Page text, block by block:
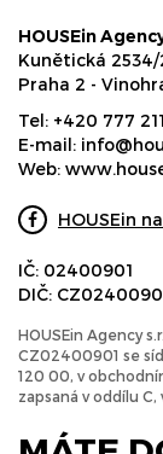
HOUSEin
Kunětická 2534/
Praha 2 -
Tel: +420 777
E-mail:
Web:
HOUSEin
IČ: 02400901
DIČ:
HOUSEin Agency
CZ02400901 se
120 00, v
zapsaná v oddílu C,